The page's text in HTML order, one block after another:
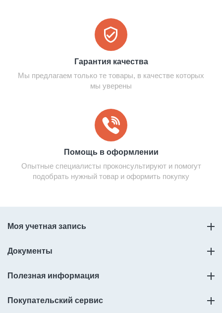
Гарантия качества
Мы предлагаем только те товары, в качестве которых
мы уверены
Помощь в оформлении
Опытные специалисты проконсультируют и помогут
подобрать нужный товар и оформить покупку
Моя учетная запись
Документы
Полезная информация
Покупательский сервис